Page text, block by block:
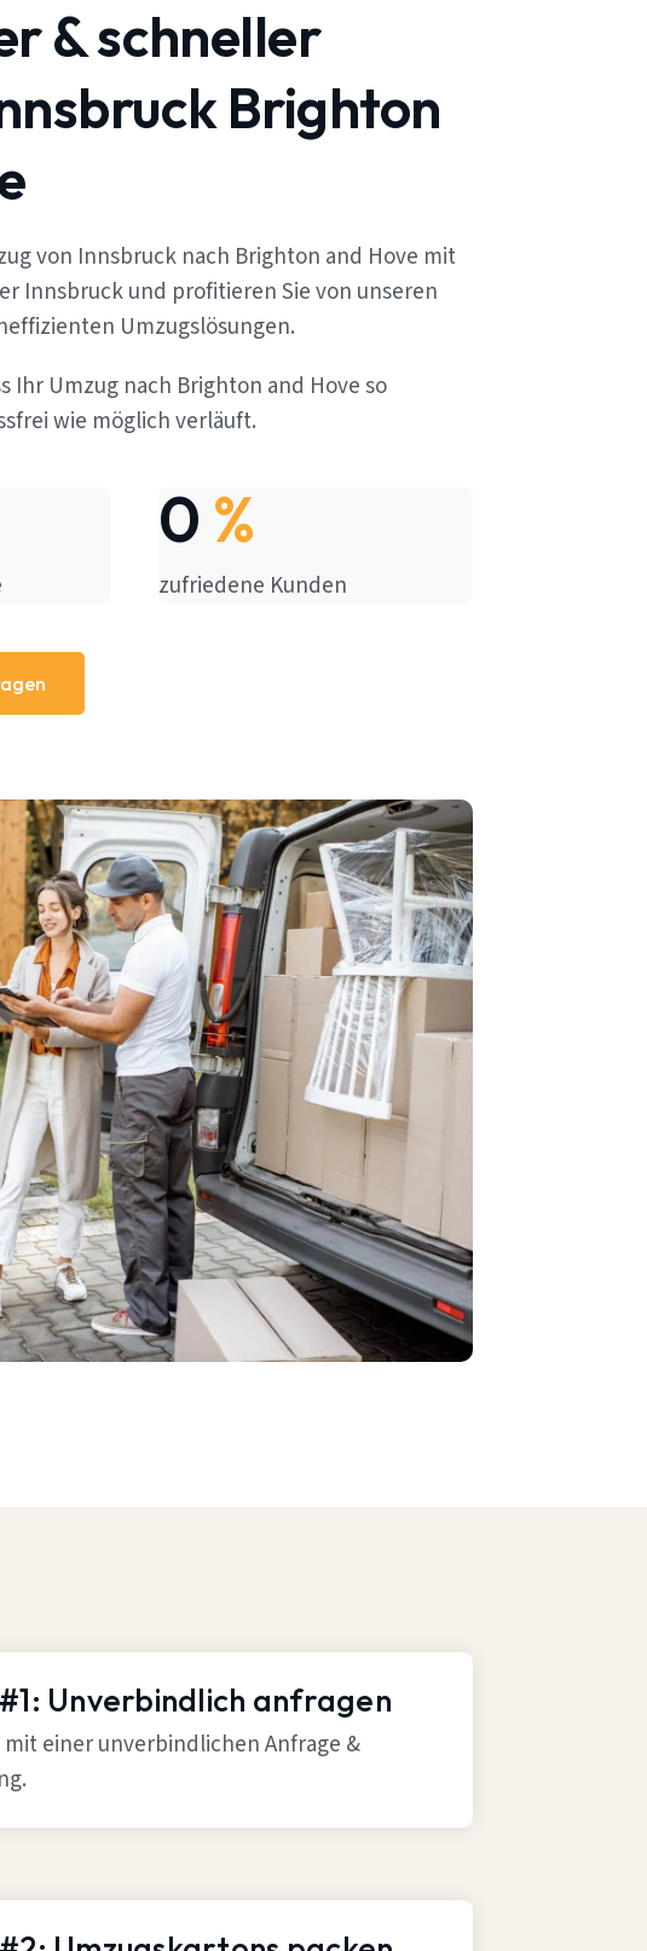
& schneller
Brighton
von Innsbruck nach Brighton and Hove mit
Innsbruck und profitieren Sie von unseren
Umzugslösungen.
Ihr Umzug nach Brighton and Hove so
wie möglich verläuft.
0 %
zufriedene Kunden
Unverbindlich anfragen
mit einer unverbindlichen Anfrage &